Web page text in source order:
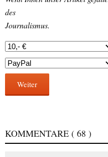
des
Journalismus.
Weiter
KOMMENTARE ( 68 )